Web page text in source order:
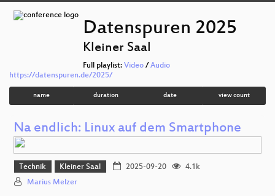
Datenspuren 2025
Kleiner Saal
Full playlist: Video / Audio
https://datenspuren.de/2025/
name duration date view count
Na endlich: Linux auf dem Smartphone
Technik Kleiner Saal 2025-09-20
4.1k
Marius Melzer